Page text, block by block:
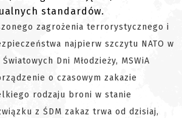
standardów.
zagrożenia terrorystycznego i
najpierw szczytu NATO w
Dni Młodzieży, MSWiA
o czasowym zakazie
rodzaju broni w stanie
z ŚDM zakaz trwa od dzisiaj,